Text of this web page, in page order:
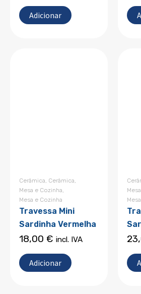
Adicionar
Cerâmica, Cerâmica,
Mesa e Cozinha,
Mesa e Cozinha
Travessa Mini
Sardinha Vermelha
18,00 € incl. IVA
Adicionar